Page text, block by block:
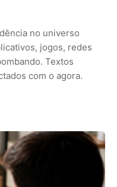
no universo
jogos, redes
Textos
com o agora.